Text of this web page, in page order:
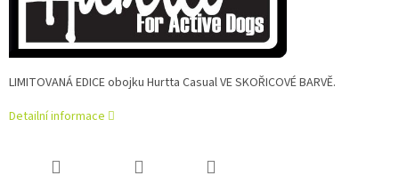
LIMITOVANÁ EDICE obojku Hurtta Casual VE SKOŘICOVÉ BARVĚ.
Detailní informace